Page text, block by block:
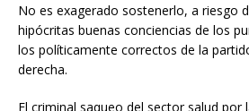
No es exagerado sostenerlo, a riesgo
hipócritas buenas conciencias de los
los políticamente correctos de la
derecha.
El criminal saqueo del sector salud